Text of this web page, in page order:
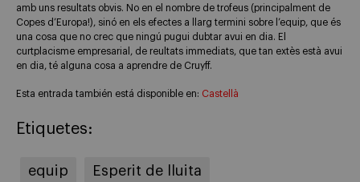
amb uns resultats obvis. No en el nombre de trofeus (principalment de
Copes d’Europa!), sinó en els efectes a llarg termini sobre l’equip, que és
una cosa que no crec que ningú pugui dubtar avui en dia. El
curtplacisme empresarial, de reultats immediats, que tan extès està avui
en dia, té alguna cosa a aprendre de Cruyff.
Esta entrada también está disponible en: Castellà
Etiquetes:
equip Esperit de lluita